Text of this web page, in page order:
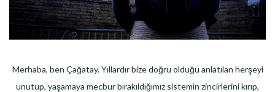
Merhaba, ben Çağatay. Yıllardır bize doğru olduğu anlatılan herşeyi
unutup, yaşamaya mecbur bırakıldığımız sistemin zincirlerini kırıp,